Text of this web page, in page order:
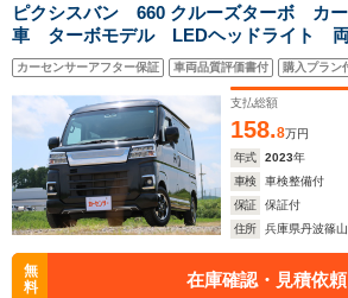
ピクシスバン 660 クルーズターボ カー
車 ターボモデル LEDヘッドライト 両
ドドア 純正ナビ Bluetooth Bカメラ
カーセンサーアフター保証 車両品質評価書付 購入プラン
支払総額
158.8万円
年式
2023年
車検
車検整備付
保証
保証付
住所
兵庫県丹波篠
無
料
在庫確認・見積依頼